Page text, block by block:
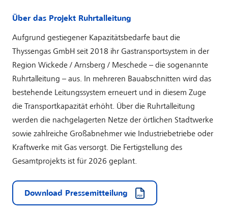
Über das Projekt Ruhrtalleitung
Aufgrund gestiegener Kapazitätsbedarfe baut die
Thyssengas GmbH seit 2018 ihr Gastransportsystem in der
Region Wickede / Arnsberg / Meschede – die sogenannte
Ruhrtalleitung – aus. In mehreren Bauabschnitten wird das
bestehende Leitungssystem erneuert und in diesem Zuge
die Transportkapazität erhöht. Über die Ruhrtalleitung
werden die nachgelagerten Netze der örtlichen Stadtwerke
sowie zahlreiche Großabnehmer wie Industriebetriebe oder
Kraftwerke mit Gas versorgt. Die Fertigstellung des
Gesamtprojekts ist für 2026 geplant.
Download Pressemitteilung